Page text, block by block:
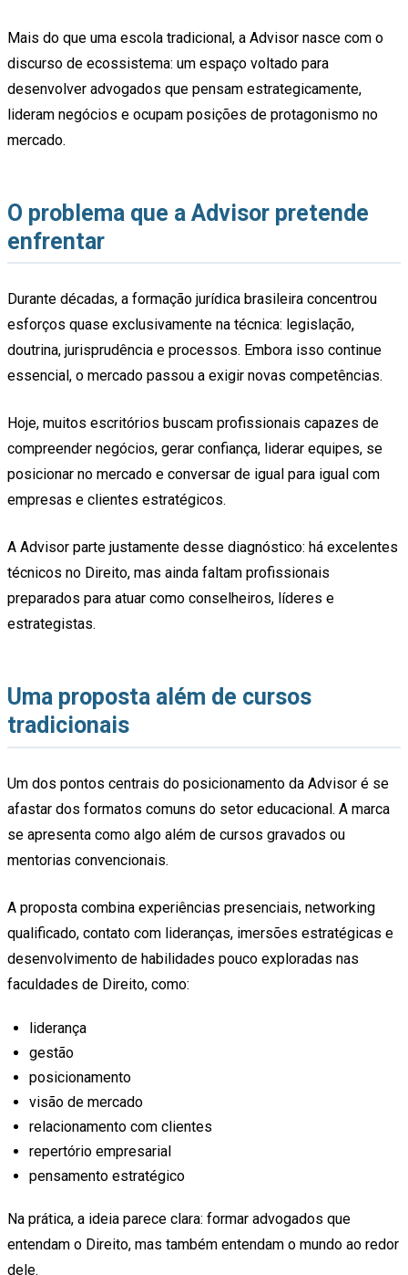
Mais do que uma escola tradicional, a Advisor nasce com o
discurso de ecossistema: um espaço voltado para
desenvolver advogados que pensam estrategicamente,
lideram negócios e ocupam posições de protagonismo no
mercado.
O problema que a Advisor pretende
enfrentar
Durante décadas, a formação jurídica brasileira concentrou
esforços quase exclusivamente na técnica: legislação,
doutrina, jurisprudência e processos. Embora isso continue
essencial, o mercado passou a exigir novas competências.
Hoje, muitos escritórios buscam profissionais capazes de
compreender negócios, gerar confiança, liderar equipes, se
posicionar no mercado e conversar de igual para igual com
empresas e clientes estratégicos.
A Advisor parte justamente desse diagnóstico: há excelentes
técnicos no Direito, mas ainda faltam profissionais
preparados para atuar como conselheiros, líderes e
estrategistas.
Uma proposta além de cursos
tradicionais
Um dos pontos centrais do posicionamento da Advisor é se
afastar dos formatos comuns do setor educacional. A marca
se apresenta como algo além de cursos gravados ou
mentorias convencionais.
A proposta combina experiências presenciais, networking
qualificado, contato com lideranças, imersões estratégicas e
desenvolvimento de habilidades pouco exploradas nas
faculdades de Direito, como:
liderança
gestão
posicionamento
visão de mercado
relacionamento com clientes
repertório empresarial
pensamento estratégico
Na prática, a ideia parece clara: formar advogados que
entendam o Direito, mas também entendam o mundo ao redor
dele.